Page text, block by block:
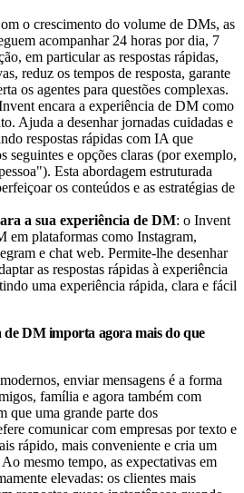
o crescimento do volume de DMs, as
acompanhar 24 horas por dia, 7
em particular as respostas rápidas,
reduz os tempos de resposta, garante
os agentes para questões complexas.
encara a experiência de DM como
Ajuda a desenhar jornadas cuidadas e
respostas rápidas com IA que
seguintes e opções claras (por exemplo,
Esta abordagem estruturada
os conteúdos e as estratégias de
a sua experiência de DM: o Invent
em plataformas como Instagram,
e chat web. Permite-lhe desenhar
as respostas rápidas à experiência
uma experiência rápida, clara e fácil
de DM importa agora mais do que
enviar mensagens é a forma
família e agora também com
que uma grande parte dos
comunicar com empresas por texto e
rápido, mais conveniente e cria um
mesmo tempo, as expectativas em
elevadas: os clientes mais